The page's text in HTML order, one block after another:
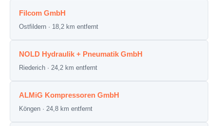
Filcom GmbH
Ostfildern · 18,2 km entfernt
NOLD Hydraulik + Pneumatik GmbH
Riederich · 24,2 km entfernt
ALMiG Kompressoren GmbH
Köngen · 24,8 km entfernt